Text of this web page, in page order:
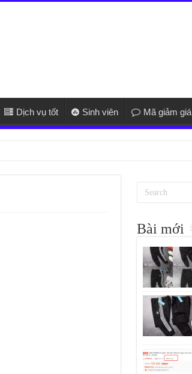
Dịch vụ tốt Sinh viên Mã giảm giá
Bài mới